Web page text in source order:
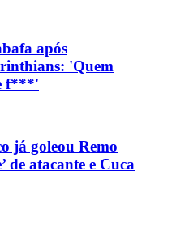
após
'Quem
f***'
já goleou Remo
de atacante e Cuca